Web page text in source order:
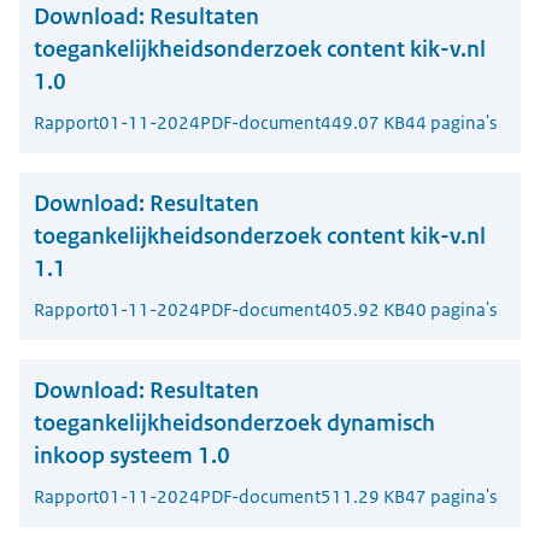
Download: Resultaten
toegankelijkheidsonderzoek content kik-v.nl
1.0
Rapport01-11-2024PDF-document449.07 KB44 pagina's
Download: Resultaten
toegankelijkheidsonderzoek content kik-v.nl
1.1
Rapport01-11-2024PDF-document405.92 KB40 pagina's
Download: Resultaten
toegankelijkheidsonderzoek dynamisch
inkoop systeem 1.0
Rapport01-11-2024PDF-document511.29 KB47 pagina's